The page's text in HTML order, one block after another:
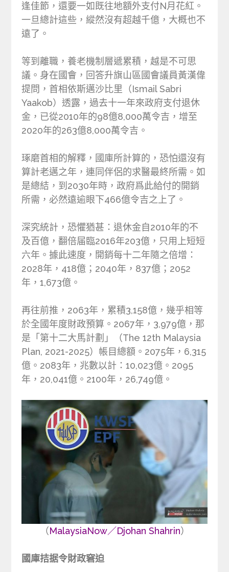
逢佳節，還要一如既往地額外支付N月花紅。
一旦總計這些，縱然沒有超越千億，大概也不
遠了。
等到離職，養老機制層遞累積，越是不可思
議。身在國會，回答升旗山區國會議員黃漢偉
提問，首相依斯邁沙比里（Ismail Sabri
Yaakob）透露，過去十一年來政府支付退休
金，已從2010年的98億8,000萬令吉，增至
2020年的263億8,000萬令吉。
琢磨首相的解釋，國庫所計算的，恐怕還沒有
算計老邁之年，連同伴侶的求醫最終所需。如
是總結，到2030年時，政府爲此給付的開銷
所需，必然遠逾眼下466億令吉之上了。
深究統計，恐懼猶甚：退休金自2010年的不
及百億，翻倍届臨2016年203億，只用上短短
六年。據此速度，開銷每十二年隨之倍增：
2028年，418億；2040年，837億；2052
年，1,673億。
再往前推，2063年，累積3,158億，幾乎相等
於全國年度財政預算。2067年，3,979億，那
是「第十二大馬計劃」（The 12th Malaysia
Plan, 2021-2025）帳目總額。2075年，6,315
億。2083年，兆數以計：10,023億。2095
年，20,041億。2100年，26,749億。
（MalaysiaNow／Djohan Shahrin）
國庫拮据令財政窘迫